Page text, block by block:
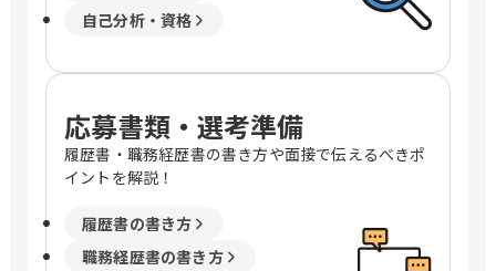
自己分析・資格
応募書類・選考準備
履歴書・職務経歴書の書き方や面接で伝えるべきポ
イントを解説！
履歴書の書き方
職務経歴書の書き方